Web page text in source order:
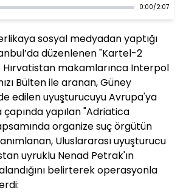
0:00/2:07
sosyal medyadan yaptığı
düzenlenen "Kartel-2
makamlarınca Interpol
Bülten ile aranan, Güney
edilen uyuşturucuyu Avrupa'ya
çapında yapılan "Adriatica
organize suç örgütün
Uluslararası uyuşturucu
uyruklu Nenad Petrak'ın
belirterek operasyonla